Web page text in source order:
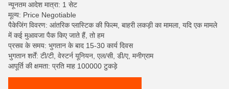
न्यूनतम आदेश मात्रा: 1 सेट
मूल्य: Price Negotiable
पैकेजिंग विवरण: आंतरिक प्लास्टिक की फिल्म, बाहरी लकड़ी का मामला, यदि एक मामले
में कई मुआवजा पैक किए जाते हैं, तो हम
प्रसव के समय: भुगतान के बाद 15-30 कार्य दिवस
भुगतान शर्तें: टी/टी, वेस्टर्न यूनियन, एल/सी, डी/ए, मनीग्राम
आपूर्ति की क्षमता: प्रति माह 100000 टुकड़े